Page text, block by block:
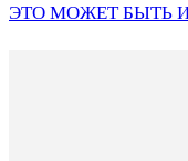
ЭТО МОЖЕТ БЫТЬ